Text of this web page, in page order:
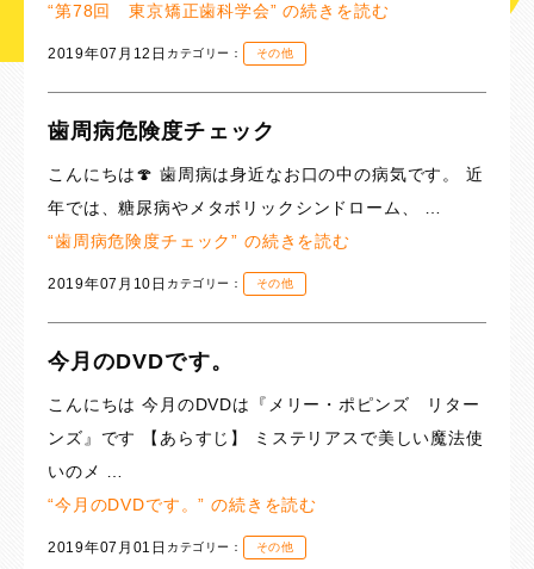
“第78回 東京矯正歯科学会” の続きを読む
2019年07月12日 カテゴリー： その他
歯周病危険度チェック
こんにちは🍄 歯周病は身近なお口の中の病気です。 近
年では、糖尿病やメタボリックシンドローム、 …
“歯周病危険度チェック” の続きを読む
2019年07月10日 カテゴリー： その他
今月のDVDです。
こんにちは 今月のDVDは『メリー・ポピンズ リター
ンズ』です 【あらすじ】 ミステリアスで美しい魔法使
いのメ …
“今月のDVDです。” の続きを読む
2019年07月01日 カテゴリー： その他